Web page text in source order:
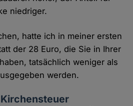
niedriger.
hatte ich in meiner ersten
der 28 Euro, die Sie in Ihrer
tatsächlich weniger als
werden.